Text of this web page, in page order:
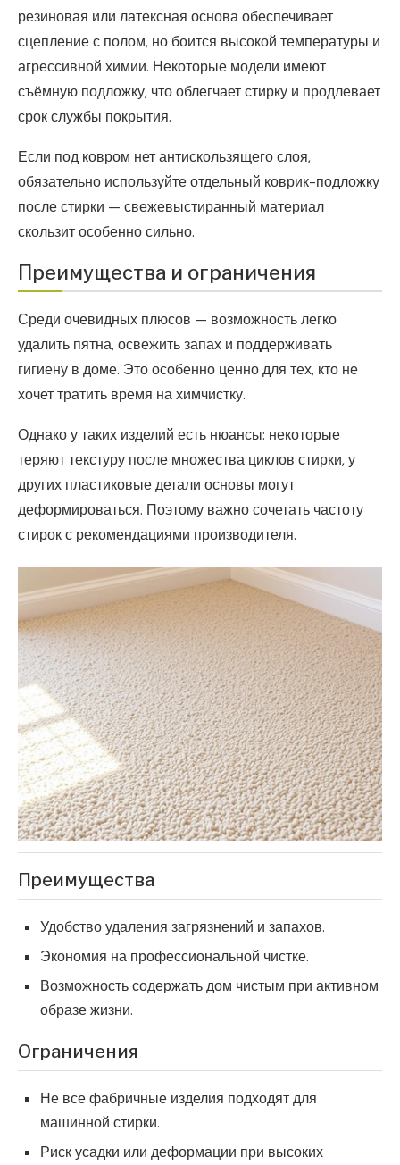
резиновая или латексная основа обеспечивает
сцепление с полом, но боится высокой температуры и
агрессивной химии. Некоторые модели имеют
съёмную подложку, что облегчает стирку и продлевает
срок службы покрытия.
Если под ковром нет антискользящего слоя,
обязательно используйте отдельный коврик-подложку
после стирки — свежевыстиранный материал
скользит особенно сильно.
Преимущества и ограничения
Среди очевидных плюсов — возможность легко
удалить пятна, освежить запах и поддерживать
гигиену в доме. Это особенно ценно для тех, кто не
хочет тратить время на химчистку.
Однако у таких изделий есть нюансы: некоторые
теряют текстуру после множества циклов стирки, у
других пластиковые детали основы могут
деформироваться. Поэтому важно сочетать частоту
стирок с рекомендациями производителя.
Преимущества
Удобство удаления загрязнений и запахов.
Экономия на профессиональной чистке.
Возможность содержать дом чистым при активном
образе жизни.
Ограничения
Не все фабричные изделия подходят для
машинной стирки.
Риск усадки или деформации при высоких